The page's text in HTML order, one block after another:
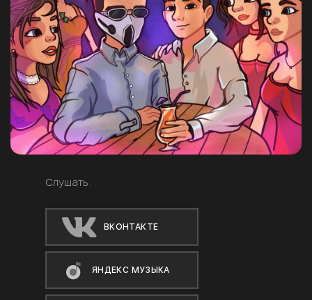
Слушать:
ВКОНТАКТЕ
ЯНДЕКС МУЗЫКА